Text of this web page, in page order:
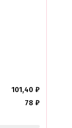
101,40 ₽
78 ₽